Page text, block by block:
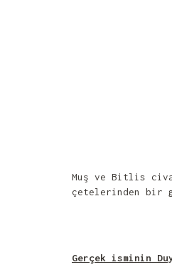
Muş ve Bitlis
çetelerinden bir
Gerçek isminin